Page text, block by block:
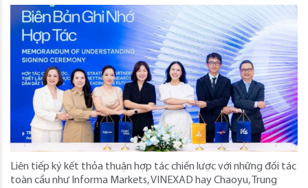
Liên tiếp ký kết thỏa thuận hợp tác chiến lược với những đối tác
toàn cầu như Informa Markets, VINEXAD hay Chaoyu, Trung